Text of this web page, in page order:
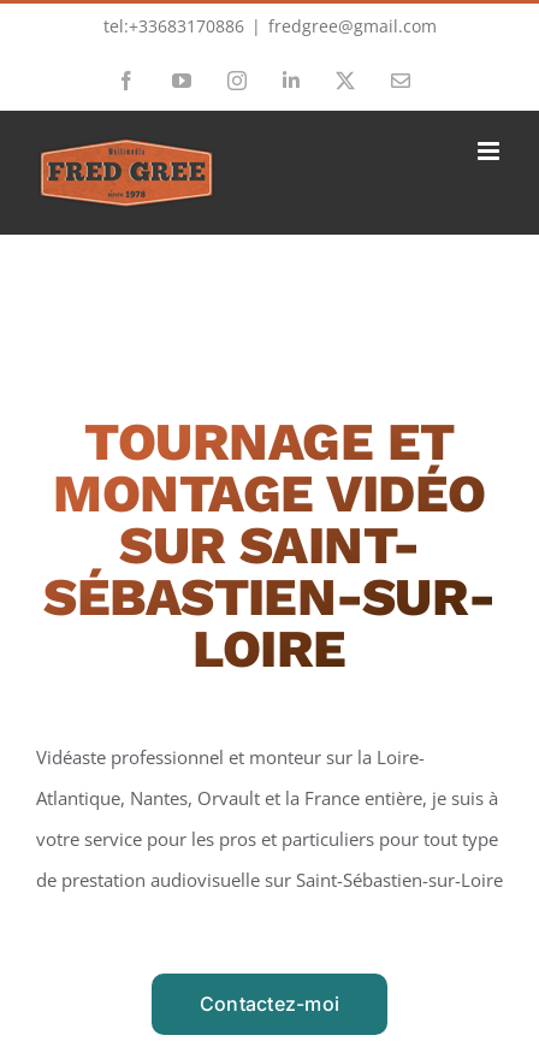
tel:+33683170886 | fredgree@gmail.com
FacebookYouTubeInstagramLinkedIn Email
TOURNAGE ET
MONTAGE VIDÉO
SUR SAINT-
SÉBASTIEN-SUR-
LOIRE
Vidéaste professionnel et monteur sur la Loire-
Atlantique, Nantes, Orvault et la France entière, je suis à
votre service pour les pros et particuliers pour tout type
de prestation audiovisuelle sur Saint-Sébastien-sur-Loire
Contactez-moi